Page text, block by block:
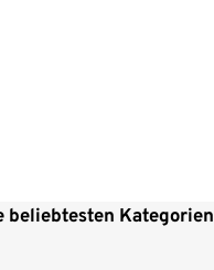
beliebtesten Kategorien